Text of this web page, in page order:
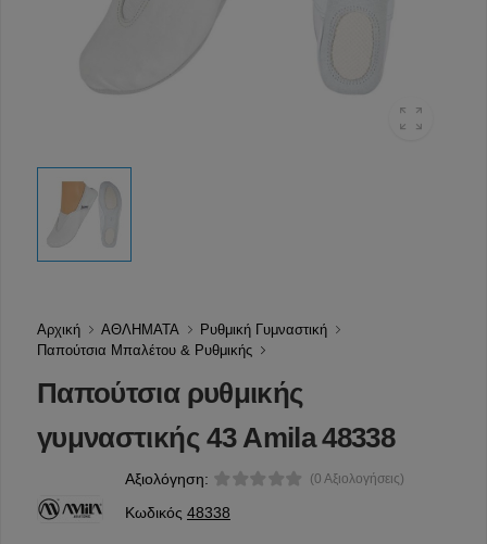
Αρχική ΑΘΛΗΜΑΤΑ
Ρυθμική Γυμναστική
Παπούτσια Μπαλέτου & Ρυθμικής
Παπούτσια ρυθμικής
γυμναστικής 43 Amila 48338
Αξιολόγηση: (0 Αξιολογήσεις)
Κωδικός 48338